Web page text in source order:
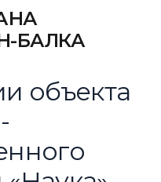
БАЛКА
объекта